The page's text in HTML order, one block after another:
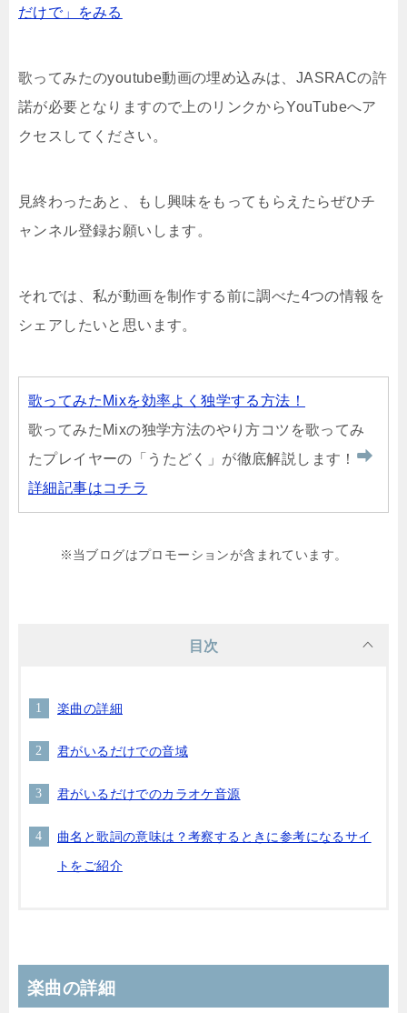
だけで」をみる
歌ってみたのyoutube動画の埋め込みは、JASRACの許
諾が必要となりますので上のリンクからYouTubeへア
クセスしてください。
見終わったあと、もし興味をもってもらえたらぜひチ
ャンネル登録お願いします。
それでは、私が動画を制作する前に調べた4つの情報を
シェアしたいと思います。
歌ってみたMixを効率よく独学する方法！
歌ってみたMixの独学方法のやり方コツを歌ってみ
たプレイヤーの「うたどく」が徹底解説します！
詳細記事はコチラ
※当ブログはプロモーションが含まれています。
目次
楽曲の詳細
君がいるだけでの音域
君がいるだけでのカラオケ音源
曲名と歌詞の意味は？考察するときに参考になるサイ
トをご紹介
楽曲の詳細